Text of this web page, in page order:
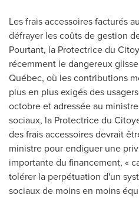
Les frais accessoires facturés
défrayer les coûts de gestion
Pourtant, la Protectrice du
récemment le dangereux
Québec, où les contributions
plus en plus exigés des
octobre et adressée au
sociaux, la Protectrice du
des frais accessoires devrait
ministre pour endiguer une
importante du financement, «
tolérer la perpétuation d'un
sociaux de moins en moins